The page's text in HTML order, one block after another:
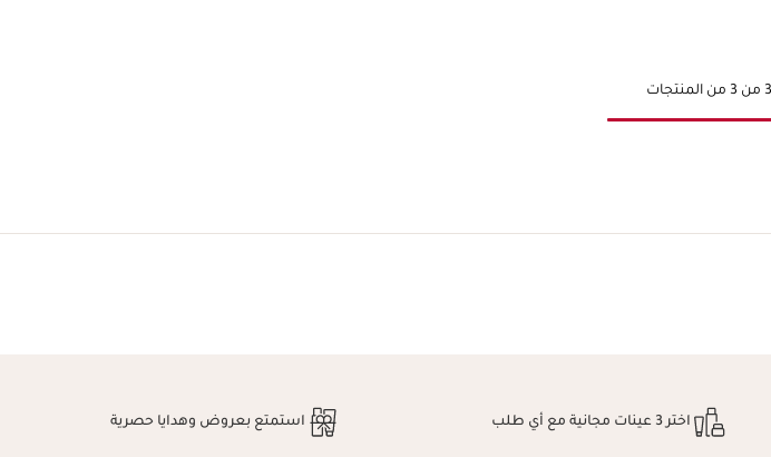
اختر 3 عينات مجانية مع أي طلب استمتع بعروض وهدايا حصرية